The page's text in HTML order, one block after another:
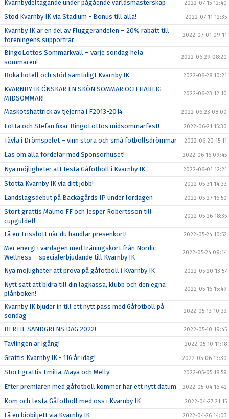
Kvarnbydeltagande under pågående världsmästerskap 2022-07-15 12:40
Stöd Kvarnby IK via Stadium - Bonus till alla! 2022-07-11 12:35
Kvarnby IK är en del av Flüggerandelen – 20% rabatt till
föreningens supportrar
2022-07-01 09:11
BingoLottos Sommarkväll – varje söndag hela
sommaren!
2022-06-29 08:20
Boka hotell och stöd samtidigt Kvarnby IK 2022-06-28 10:21
KVARNBY IK ÖNSKAR EN SKÖN SOMMAR OCH HÄRLIG
MIDSOMMAR!
2022-06-23 12:10
Maskotshattrick av tjejerna i F2013-2014 2022-06-23 08:00
Lotta och Stefan fixar BingoLottos midsommarfest! 2022-06-21 15:30
Tävla i Drömspelet – vinn stora och små fotbollsdrömmar 2022-06-20 15:11
Läs om alla fördelar med Sponsorhuset! 2022-06-16 09:45
Nya möjligheter att testa Gåfotboll i Kvarnby IK 2022-06-01 12:21
Stötta Kvarnby IK via ditt jobb! 2022-05-31 14:33
Landslagsdebut på Bäckagårds IP under lördagen 2022-05-27 16:50
Stort grattis Malmö FF och Jesper Robertsson till
cupguldet!
2022-05-26 18:35
Få en Trisslott när du handlar presenkort! 2022-05-24 10:52
Mer energi i vardagen med träningskort från Nordic
Wellness – specialerbjudande till Kvarnby IK
2022-05-24 09:14
Nya möjligheter att prova på gåfotboll i Kvarnby IK 2022-05-20 13:57
Nytt sätt att bidra till din lagkassa, klubb och den egna
plånboken!
2022-05-16 15:49
Kvarnby IK bjuder in till ett nytt pass med Gåfotboll på
söndag
2022-05-13 10:33
BERTIL SANDGRENS DAG 2022! 2022-05-10 19:45
Tävlingen är igång! 2022-05-10 11:18
Grattis Kvarnby IK - 116 år idag! 2022-05-06 13:30
Stort grattis Emilia, Maya och Melly 2022-05-05 18:59
Efter premiären med gåfotboll kommer här ett nytt datum 2022-05-04 16:42
Kom och testa Gåfotboll med oss i Kvarnby IK 2022-04-27 21:15
Få en biobiljett via Kvarnby IK 2022-04-26 14:03